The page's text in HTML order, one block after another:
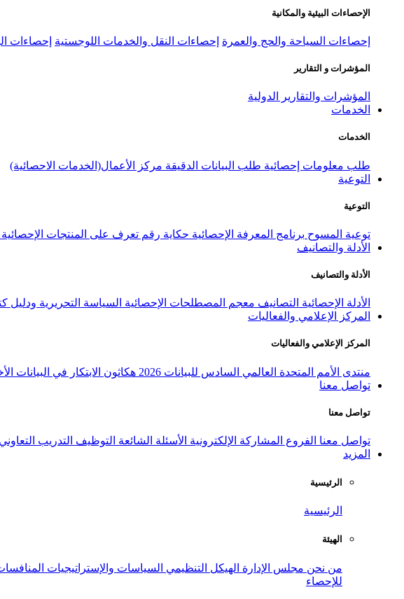
الإحصاءات البيئية والمكانية
إحصاءات السياحة والحج والعمرة إحصاءات النقل والخدمات اللوجستية إحصاءات
المؤشرات و التقارير
المؤشرات والتقارير الدولية
الخدمات
الخدمات
طلب معلومات إحصائية طلب البيانات الدقيقة مركز الأعمال(الخدمات الاحصائية)
التوعية
التوعية
توعية المسوح برنامج المعرفة الإحصائية حكاية رقم تعرف على المنتجات الإحصائية
الأدلة والتصانيف
الأدلة والتصانيف
الأدلة الإحصائية التصانيف معجم المصطلحات الإحصائية السياسة التحريرية ودليل
المركز الإعلامي والفعاليات
المركز الإعلامي والفعاليات
منتدى الأمم المتحدة العالمي السادس للبيانات 2026 هكاثون الابتكار في البيانات
تواصل معنا
تواصل معنا
تواصل معنا الفروع المشاركة الإلكترونية الأسئلة الشائعة التوظيف التدريب التعاوني
المزيد
الرئيسية
الرئيسية
الهيئة
من نحن مجلس الإدارة الهيكل التنظيمي السياسات والإستراتيجيات
للإحصاء